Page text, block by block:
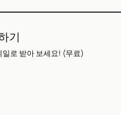
기
로 받아 보세요! (무료)